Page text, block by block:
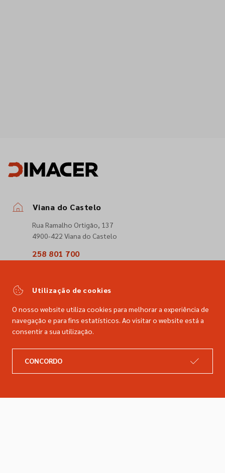
Viana do Castelo
Rua Ramalho Ortigão, 137
4900-422 Viana do Castelo
258 801 700
comercial@dimacer.com
Catálogo
Utilização de cookies
O nosso website utiliza cookies para melhorar a experiência de
navegação e para fins estatísticos. Ao visitar o website está a
consentir a sua utilização.
CONCORDO